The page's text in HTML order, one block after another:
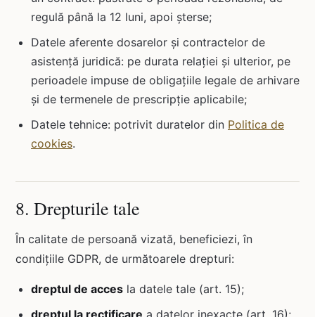
regulă până la 12 luni, apoi șterse;
Datele aferente dosarelor și contractelor de
asistență juridică: pe durata relației și ulterior, pe
perioadele impuse de obligațiile legale de arhivare
și de termenele de prescripție aplicabile;
Datele tehnice: potrivit duratelor din Politica de
cookies.
8. Drepturile tale
În calitate de persoană vizată, beneficiezi, în
condițiile GDPR, de următoarele drepturi:
dreptul de acces la datele tale (art. 15);
dreptul la rectificare a datelor inexacte (art. 16);